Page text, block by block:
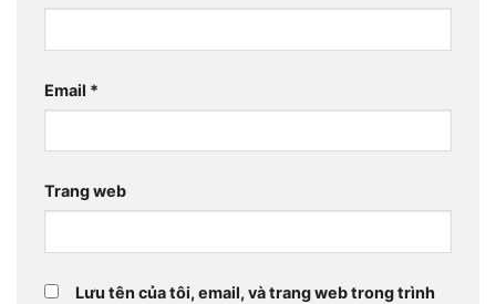
Email *
Trang web
Lưu tên của tôi, email, và trang web trong trình